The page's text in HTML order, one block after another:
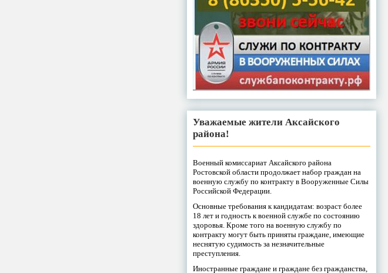
Уважаемые жители Аксайского
района!
Военный комиссариат Аксайского района
Ростовской области продолжает набор граждан на
военную службу по контракту в Вооруженные Силы
Российской Федерации.
Основные требования к кандидатам: возраст более
18 лет и годность к военной службе по состоянию
здоровья. Кроме того на военную службу по
контракту могут быть приняты граждане, имеющие
неснятую судимость за незначительные
преступления.
Иностранные граждане и граждане без гражданства,